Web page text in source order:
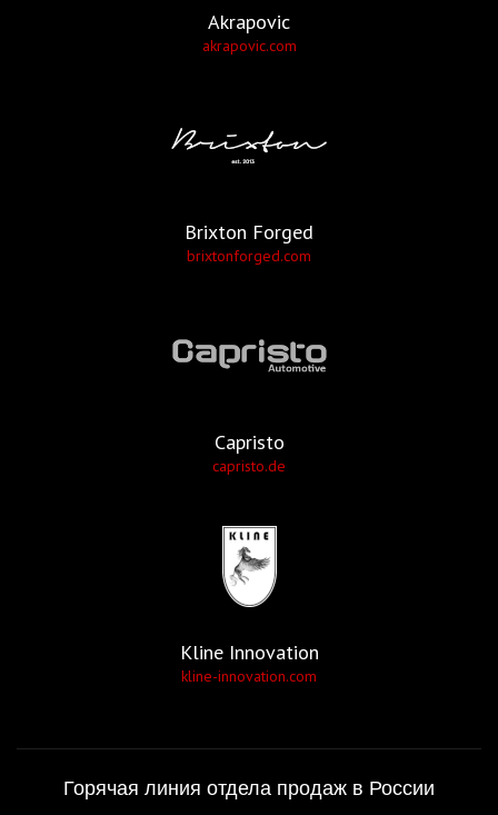
Akrapovic
akrapovic.com
Brixton Forged
brixtonforged.com
Capristo
capristo.de
Kline Innovation
kline-innovation.com
Горячая линия отдела продаж в России